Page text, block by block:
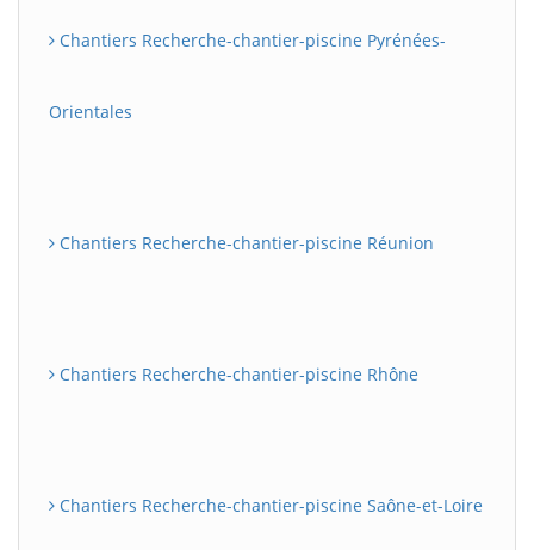
Chantiers Recherche-chantier-piscine Pyrénées-
Orientales
Chantiers Recherche-chantier-piscine Réunion
Chantiers Recherche-chantier-piscine Rhône
Chantiers Recherche-chantier-piscine Saône-et-Loire